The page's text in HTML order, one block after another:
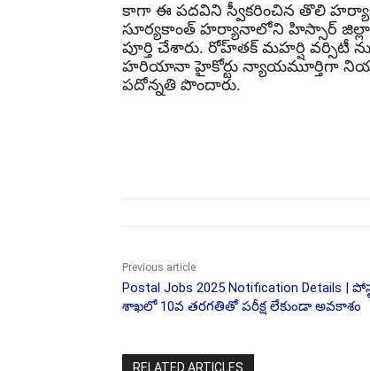
కాగా ఈ ప‌ద‌విని స్వీక‌రించిన తొలి
సూర్య‌కాంత్ హ‌ర్యానాలోని హిస్సార్ జిల్లాలో
పూర్తి చేశారు. రోహ్‌త‌క్ మ‌హ‌ర్షి వ‌ర్సిటీ
హ‌రియానా హైకోర్టు న్యాయ‌మూర్తిగా
ప‌దోన్న‌తి పొందారు.
Previous article
Postal Jobs 2025 Notification Details |
శాఖలో 10వ తరగతితో పరీక్ష లేకుండా అవకాశం
RELATED ARTICLES